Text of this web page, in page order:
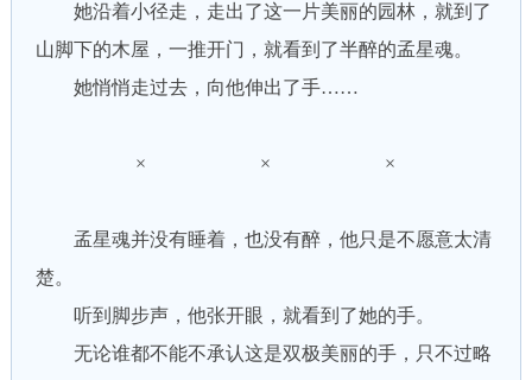
她沿着小径走，走出了这一片美丽的园林，就到了
山脚下的木屋，一推开门，就看到了半醉的孟星魂。
她悄悄走过去，向他伸出了手……
× × ×
孟星魂并没有睡着，也没有醉，他只是不愿意太清
楚。
听到脚步声，他张开眼，就看到了她的手。
无论谁都不能不承认这是双极美丽的手，只不过略